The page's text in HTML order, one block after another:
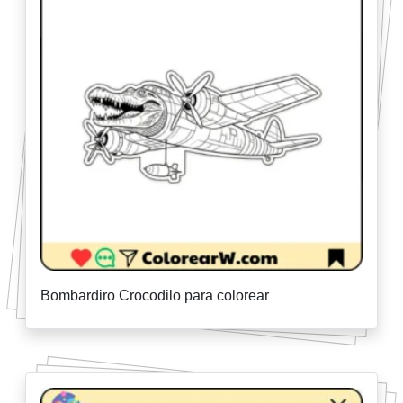
Bombardiro Crocodilo para colorear